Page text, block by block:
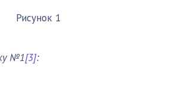
Рисунок 1
№1[3]: